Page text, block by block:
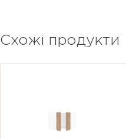
Схожі продукти